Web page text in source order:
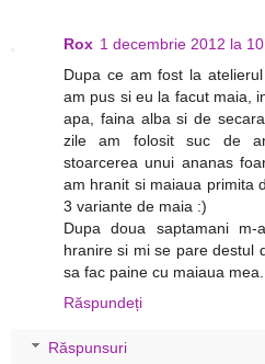
Rox 1 decembrie 2012 la
Dupa ce am fost la
am pus si eu la facut maia,
apa, faina alba si de
zile am folosit suc de
stoarcerea unui ananas
am hranit si maiaua primita
3 variante de maia :)
Dupa doua saptamani
hranire si mi se pare destul
sa fac paine cu maiaua mea.
Răspundeți
Răspunsuri